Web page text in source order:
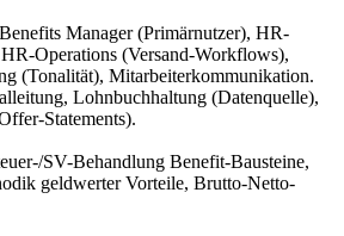
Manager (Primärnutzer), HR-
Operations (Versand-Workflows),
(Tonalität), Mitarbeiterkommunikation.
Lohnbuchhaltung (Datenquelle),
Statements).
SV-Behandlung Benefit-Bausteine,
geldwerter Vorteile, Brutto-Netto-